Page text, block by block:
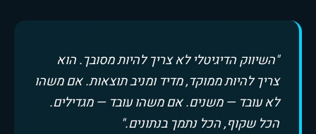
"השיווק הדיגיטלי לא צריך להיות מסובך. הוא
צריך להיות ממוקד, מדיד ומניב תוצאות. אם משהו
לא עובד — משנים. אם משהו עובד — מגדילים.
הכל שקוף, הכל נתמך בנתונים."